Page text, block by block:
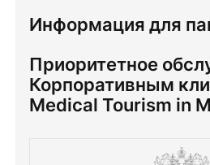
Информация для
Приоритетное
Корпоративным
Medical Tourism in